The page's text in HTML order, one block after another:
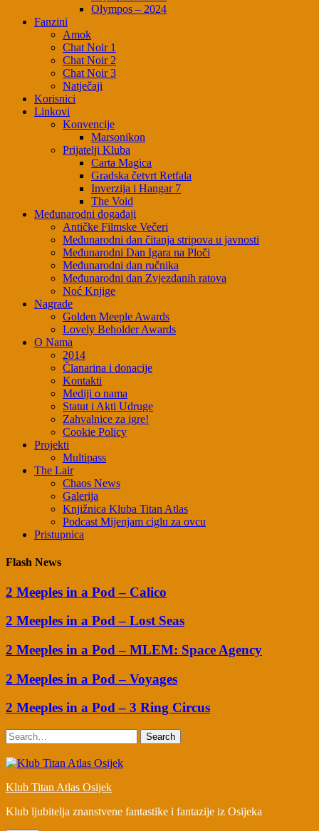
Olympos – 2024
Fanzini
Amok
Chat Noir 1
Chat Noir 2
Chat Noir 3
Natječaji
Korisnici
Linkovi
Konvencije
Marsonikon
Prijatelji Kluba
Carta Magica
Gradska četvrt Retfala
Inverzija i Hangar 7
The Void
Međunarodni događaji
Antičke Filmske Večeri
Međunarodni dan čitanja stripova u javnosti
Međunarodni Dan Igara na Ploči
Međunarodni dan ručnika
Međunarodni dan Zvjezdanih ratova
Noć Knjige
Nagrade
Golden Meeple Awards
Lovely Beholder Awards
O Nama
2014
Članarina i donacije
Kontakti
Mediji o nama
Statut i Akti Udruge
Zahvalnice za igre!
Cookie Policy
Projekti
Multipass
The Lair
Chaos News
Galerija
Knjižnica Kluba Titan Atlas
Podcast Mijenjam ciglu za ovcu
Pristupnica
Flash News
2 Meeples in a Pod – Calico
2 Meeples in a Pod – Lost Seas
2 Meeples in a Pod – MLEM: Space Agency
2 Meeples in a Pod – Voyages
2 Meeples in a Pod – 3 Ring Circus
Search
Klub Titan Atlas Osijek
Klub ljubitelja znanstvene fantastike i fantazije iz Osijeka